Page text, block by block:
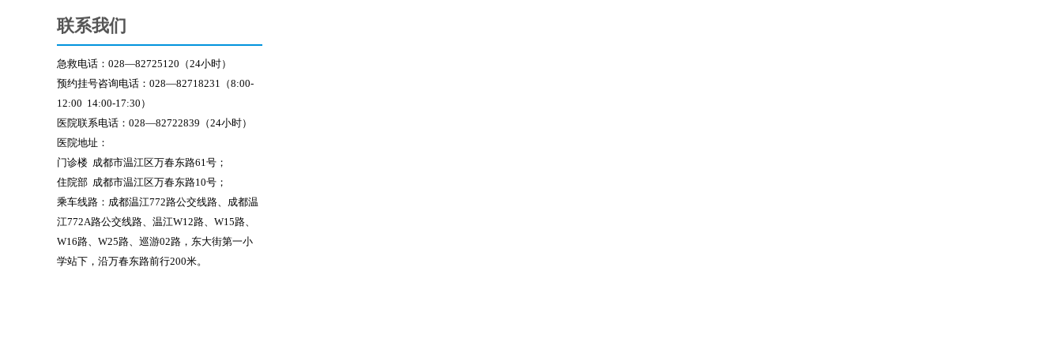
联系我们
急救电话：028—82725120（24小时）
预约挂号咨询电话：028—82718231（8:00-
12:00 14:00-17:30）
医院联系电话：028—82722839（24小时）
医院地址：
门诊楼 成都市温江区万春东路61号；
住院部 成都市温江区万春东路10号；
乘车线路： 成都温江772路公交线路、成都温
江772A路公交线路、温江W12路、W15路、
W16路、W25路、巡游02路，东大街第一小
学站下，沿万春东路前行200米。